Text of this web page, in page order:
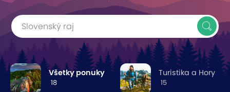
Slovenský raj
18
Všetky ponuky
15
Turistika a Hory